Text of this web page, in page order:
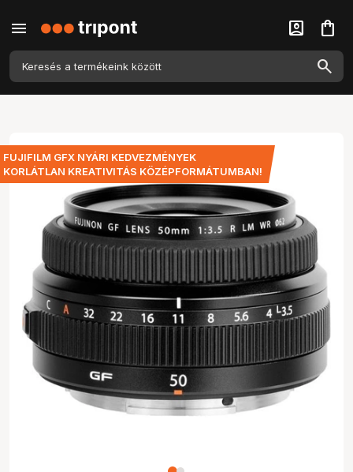
menu account_box shopping_bag
FUJIFILM GFX NYÁRI KEDVEZMÉNYEK
KORLÁTLAN KREATIVITÁS KÖZÉPFORMÁTUMBAN!